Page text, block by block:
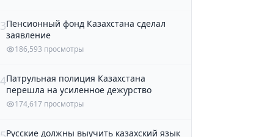
3Пенсионный фонд Казахстана сделал
заявление
186,593 просмотры
4Патрульная полиция Казахстана
перешла на усиленное дежурство
174,617 просмотры
Русские должны выучить казахский язык